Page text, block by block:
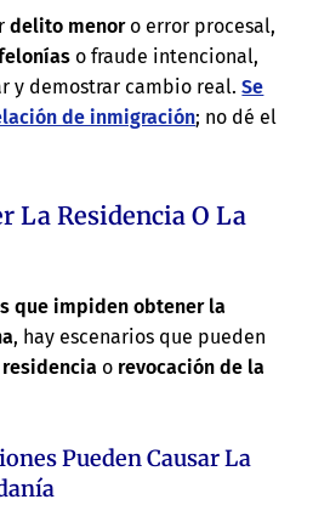
delito menoro error procesal,
o fraude intencional,
y demostrar cambio real.Se
de inmigración; no dé el
La Residencia O La
que impiden obtener la
, hay escenarios que pueden
o revocación de la
Pueden Causar La